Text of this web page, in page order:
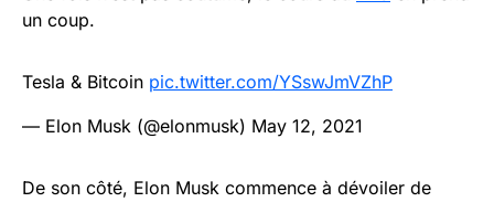
un coup.
Tesla & Bitcoin pic.twitter.com/YSswJmVZhP
— Elon Musk (@elonmusk) May 12, 2021
De son côté, Elon Musk commence à dévoiler de